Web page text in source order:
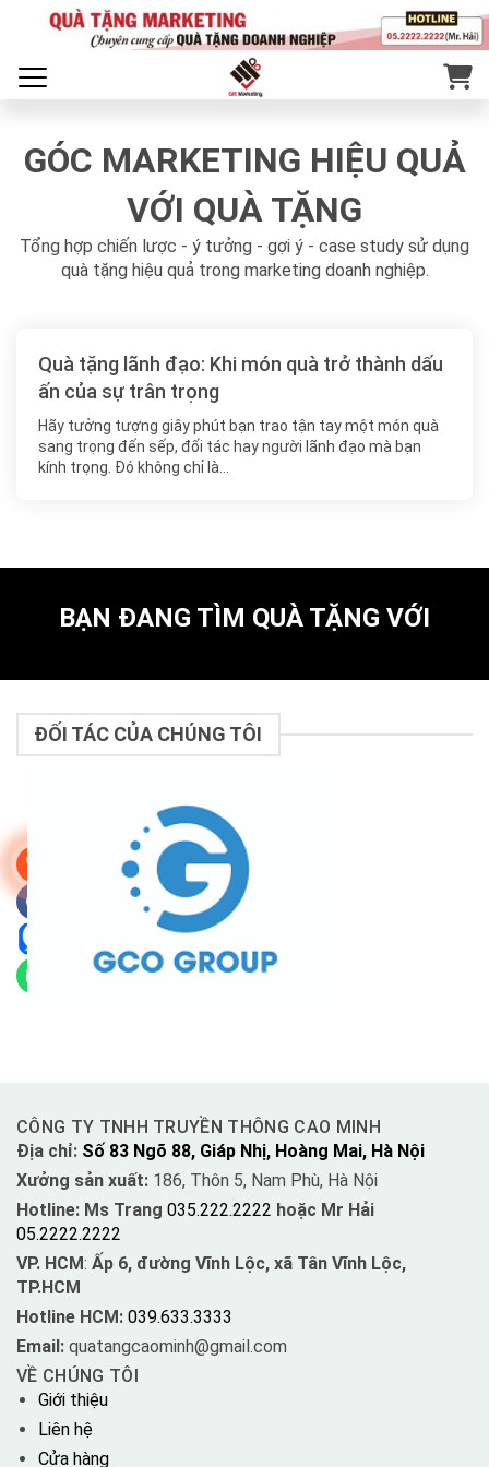
GÓC MARKETING HIỆU QUẢ
VỚI QUÀ TẶNG
Tổng hợp chiến lược - ý tưởng - gợi ý - case study sử dụng
quà tặng hiệu quả trong marketing doanh nghiệp.
Quà tặng lãnh đạo: Khi món quà trở thành dấu
ấn của sự trân trọng
Hãy tưởng tượng giây phút bạn trao tận tay một món quà
sang trọng đến sếp, đối tác hay người lãnh đạo mà bạn
kính trọng. Đó không chỉ là…
BẠN ĐANG TÌM QUÀ TẶNG VỚI
ĐỐI TÁC CỦA CHÚNG TÔI
CÔNG TY TNHH TRUYỀN THÔNG CAO MINH
Địa chỉ: Số 83 Ngõ 88, Giáp Nhị, Hoàng Mai, Hà Nội
Xưởng sản xuất: 186, Thôn 5, Nam Phù, Hà Nội
Hotline: Ms Trang 035.222.2222 hoặc Mr Hải
05.2222.2222
VP. HCM: Ấp 6, đường Vĩnh Lộc, xã Tân Vĩnh Lộc,
TP.HCM
Hotline HCM: 039.633.3333
Email: quatangcaominh@gmail.com
VỀ CHÚNG TÔI
Giới thiệu
Liên hệ
Cửa hàng